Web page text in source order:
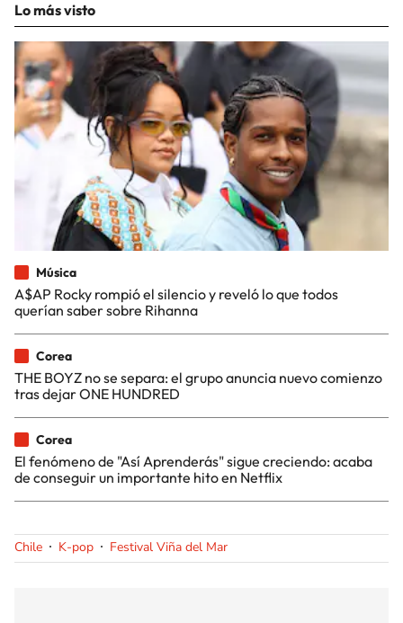
Lo más visto
Música
A$AP Rocky rompió el silencio y reveló lo que todos
querían saber sobre Rihanna
Corea
THE BOYZ no se separa: el grupo anuncia nuevo comienzo
tras dejar ONE HUNDRED
Corea
El fenómeno de "Así Aprenderás" sigue creciendo: acaba
de conseguir un importante hito en Netflix
Chile K-pop Festival Viña del Mar